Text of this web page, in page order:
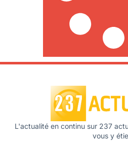
L'actualité en continu sur 237
vous y